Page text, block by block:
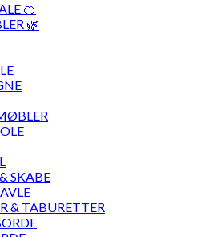
🍊
🌿
SKABE
& TABURETTER